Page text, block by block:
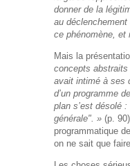
donner de la
au
ce phénomène, et
Mais la
concepts
avait intimé à ses
d’un programme
plan s’est désolé
générale". » (p.
programmatique
on ne sait que faire.